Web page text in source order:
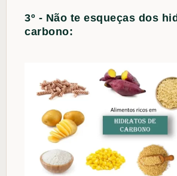
3º - Não te esqueças dos
carbono: